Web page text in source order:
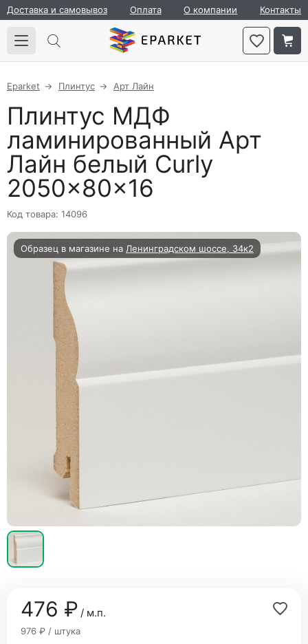
Доставка и самовывоз Оплата О компании Контакты
Eparket Плинтус Арт Лайн
Плинтус МДФ
ламинированный Арт
Лайн белый Curly
2050×80×16
Код товара: 14096
Образец в магазине на Ленинградском шоссе, 34к2
476 ₽/ м.п.
976 ₽ / штука